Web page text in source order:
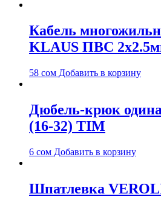
Кабель
KLAUS ПВС
58 сом Добавить в корзину
Дюбель-крюк
(16-32) TIM
6 сом Добавить в корзину
Шпатлевка